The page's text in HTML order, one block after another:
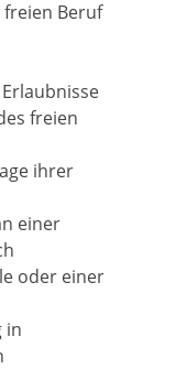
freien Beruf
freien
ihrer
einer
oder einer
in